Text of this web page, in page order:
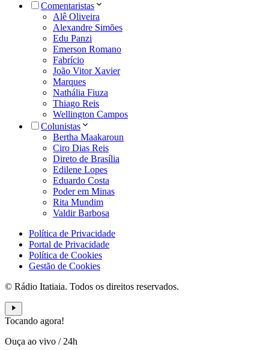
Comentaristas
Alê Oliveira
Alexandre Simões
Edu Panzi
Emerson Romano
Fabrício
João Vitor Xavier
Marques
Nathália Fiuza
Thiago Reis
Wellington Campos
Colunistas
Bertha Maakaroun
Ciro Dias Reis
Direto de Brasília
Edilene Lopes
Eduardo Costa
Poder em Minas
Rita Mundim
Valdir Barbosa
Política de Privacidade
Portal de Privacidade
Política de Cookies
Gestão de Cookies
© Rádio Itatiaia. Todos os direitos reservados.
Tocando agora!
Ouça ao vivo / 24h